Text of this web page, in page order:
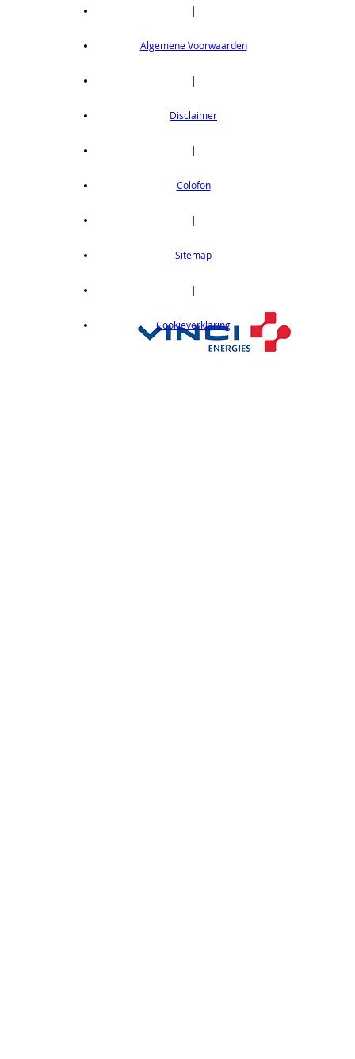
|
Algemene Voorwaarden
|
Disclaimer
|
Colofon
|
Sitemap
|
Cookieverklaring